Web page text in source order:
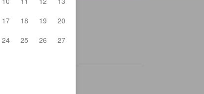
17 18 19
20
24 25 26
27